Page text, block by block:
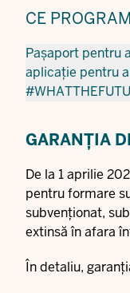
CE
Pașaport pentru
aplicație pentru
GARANȚIA
De la 1 aprilie
pentru formare
subvenționat,
extinsă în afara
În detaliu,